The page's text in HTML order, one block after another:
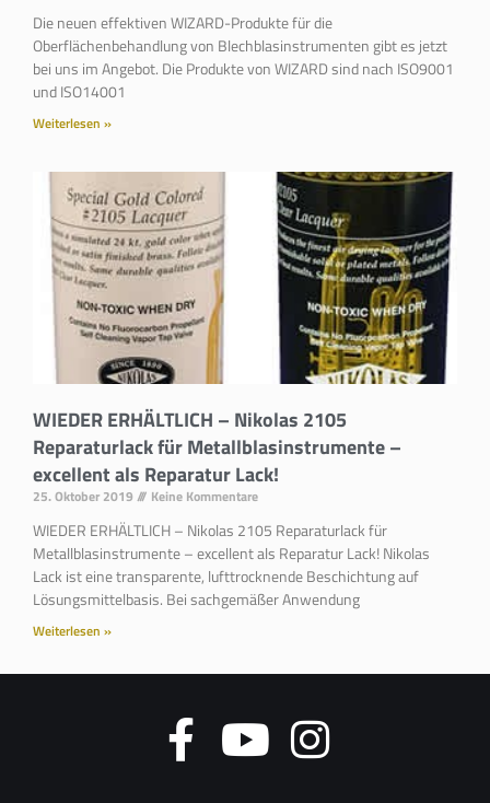
Die neuen effektiven WIZARD-Produkte für die
Oberflächenbehandlung von Blechblasinstrumenten gibt es jetzt
bei uns im Angebot. Die Produkte von WIZARD sind nach ISO9001
und ISO14001
Weiterlesen »
WIEDER ERHÄLTLICH – Nikolas 2105
Reparaturlack für Metallblasinstrumente –
excellent als Reparatur Lack!
25. Oktober 2019 Keine Kommentare
WIEDER ERHÄLTLICH – Nikolas 2105 Reparaturlack für
Metallblasinstrumente – excellent als Reparatur Lack! Nikolas
Lack ist eine transparente, lufttrocknende Beschichtung auf
Lösungsmittelbasis. Bei sachgemäßer Anwendung
Weiterlesen »